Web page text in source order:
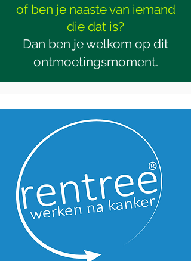
of ben je naaste van iemand
die dat is?
Dan ben je welkom op dit
ontmoetingsmoment.